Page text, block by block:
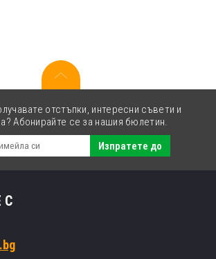
отстъпки, интересни съвети и
Абонирайте се за нашия бюлетин.
Изпратете до
С